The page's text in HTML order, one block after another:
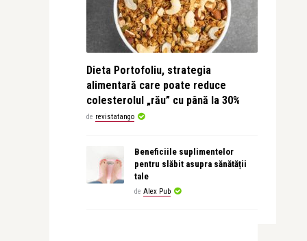
Dieta Portofoliu, strategia
alimentară care poate reduce
colesterolul „rău” cu până la 30%
de revistatango
Beneficiile suplimentelor
pentru slăbit asupra sănătății
tale
de Alex Pub